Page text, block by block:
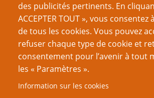
des publicités pertinents. En
ACCEPTER TOUT », vous consentez
de tous les cookies. Vous pouvez
refuser chaque type de cookie et
consentement pour l’avenir à tout
les « Paramètres ».
Information sur les cookies
mai 2023(1)
mars 2023(10)
février 2023(1)
décembre 2022(11)
septembre 2022 (10)